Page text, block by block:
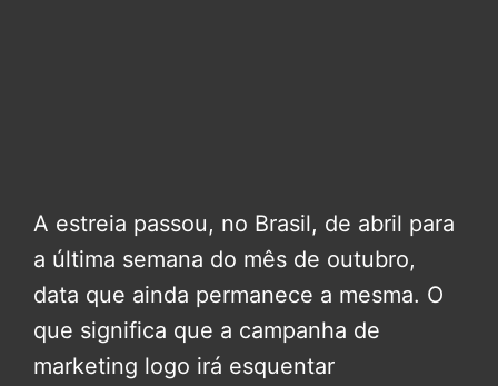
A estreia passou, no Brasil, de abril para
a última semana do mês de outubro,
data que ainda permanece a mesma. O
que significa que a campanha de
marketing logo irá esquentar